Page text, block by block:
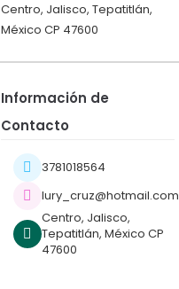
Centro, Jalisco, Tepatitlán,
México CP 47600
Información de
Contacto
3781018564
lury_cruz@hotmail.com
Centro, Jalisco,
Tepatitlán, México CP
47600